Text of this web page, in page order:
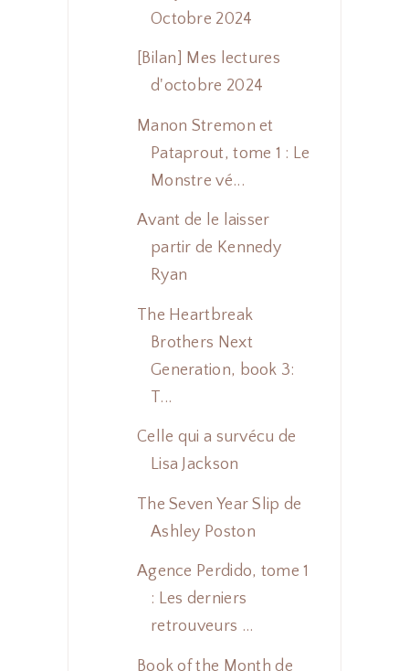
Octobre 2024
[Bilan] Mes lectures
d'octobre 2024
Manon Stremon et
Pataprout, tome 1 : Le
Monstre vé...
Avant de le laisser
partir de Kennedy
Ryan
The Heartbreak
Brothers Next
Generation, book 3:
T...
Celle qui a survécu de
Lisa Jackson
The Seven Year Slip de
Ashley Poston
Agence Perdido, tome 1
: Les derniers
retrouveurs ...
Book of the Month de